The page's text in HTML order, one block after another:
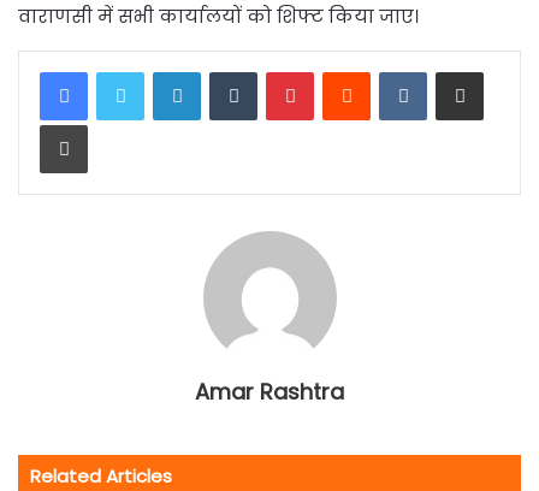
वाराणसी में सभी कार्यालयों को शिफ्ट किया जाए।
LinkedInTumblrPinterestReddit VKontakteShare via Email
Print
Amar Rashtra
Related Articles